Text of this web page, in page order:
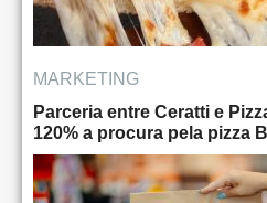
MARKETING
Parceria entre Ceratti e
120% a procura pela pizza